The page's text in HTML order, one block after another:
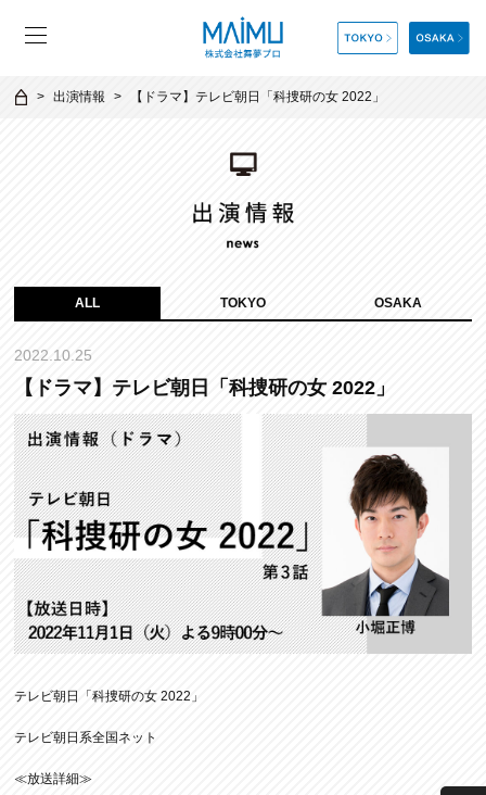
出演情報 【ドラマ】テレビ朝日「科捜研の女 2022」
ALL TOKYO OSAKA
2022.10.25
【ドラマ】テレビ朝日「科捜研の女 2022」
テレビ朝日「科捜研の女 2022」
テレビ朝日系全国ネット
≪放送詳細≫